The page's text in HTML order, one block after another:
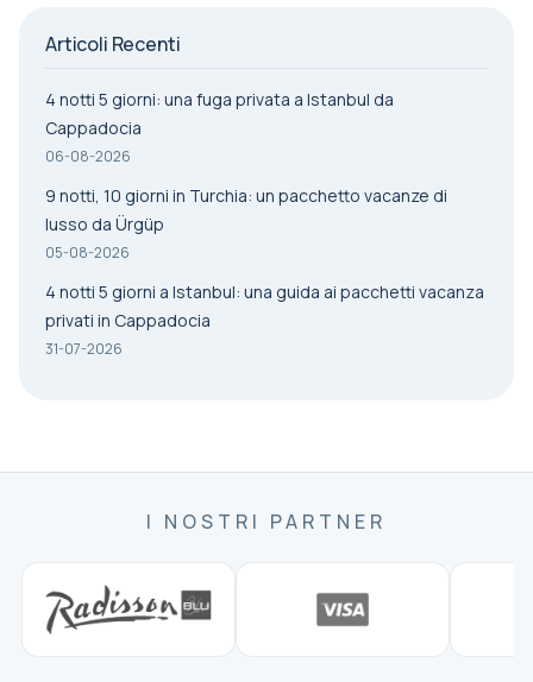
Articoli Recenti
4 notti 5 giorni: una fuga privata a Istanbul da
Cappadocia
06-08-2026
9 notti, 10 giorni in Turchia: un pacchetto vacanze di
lusso da Ürgüp
05-08-2026
4 notti 5 giorni a Istanbul: una guida ai pacchetti vacanza
privati in Cappadocia
31-07-2026
I NOSTRI PARTNER